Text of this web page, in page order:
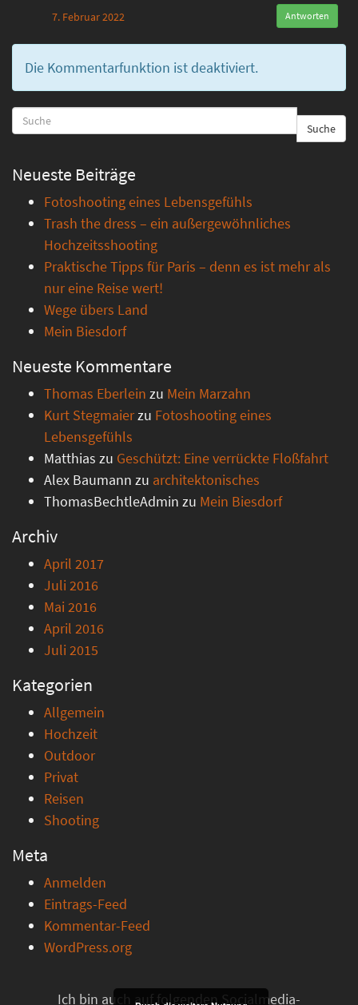
7. Februar 2022 Antworten
Die Kommentarfunktion ist deaktiviert.
Suche
Neueste Beiträge
Fotoshooting eines Lebensgefühls
Trash the dress – ein außergewöhnliches
Hochzeitsshooting
Praktische Tipps für Paris – denn es ist mehr als
nur eine Reise wert!
Wege übers Land
Mein Biesdorf
Neueste Kommentare
Thomas Eberlein zu Mein Marzahn
Kurt Stegmaierzu Fotoshooting eines
Lebensgefühls
Matthias zu Geschützt: Eine verrückte Floßfahrt
Alex Baumann zu architektonisches
ThomasBechtleAdmin zu Mein Biesdorf
Archiv
April 2017
Juli 2016
Mai 2016
April 2016
Juli 2015
Kategorien
Allgemein
Hochzeit
Outdoor
Privat
Reisen
Shooting
Meta
Anmelden
Eintrags-Feed
Kommentar-Feed
WordPress.org
Ich bin auch auf folgenden Socialmedia-